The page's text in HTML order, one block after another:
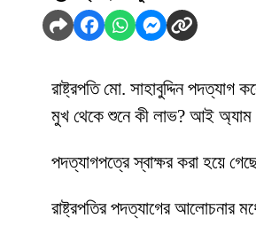
রাষ্ট্রপতি মো. সাহাবুদ্দিন
মুখ থেকে শুনে কী লাভ? আই
পদত্যাগপত্রে স্বাক্ষর করা হয়ে
রাষ্ট্রপতির পদত্যাগের আলোচনার